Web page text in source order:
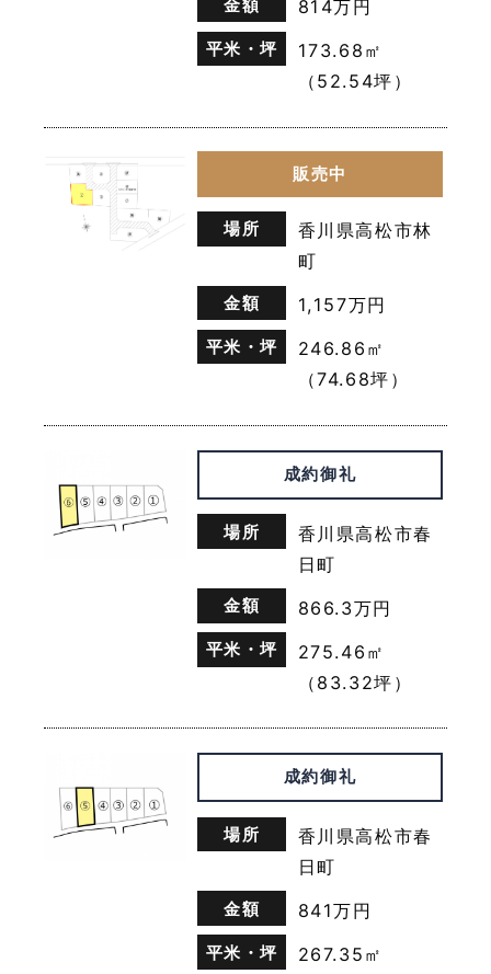
第７条（個人情報の利用停止等）
当社は，本人から，個人情報が，利用目的の範囲を超
により取得されたものであるという理由により，その
利用の停止または消去（以下，「利用停止等」といい
ます。）を求められた場合には，遅滞なく必要な調査
を行い，その結果に基づき，個人情報の利用停止等を
行い，その旨本人に通知します。ただし，個人情報の
利用停止等に多額の費用を有する場合その他利用停止
を保護するために必要なこれに代わるべき措置をとれ
る場合は，この代替策を講じます。
第８条（プライバシーポリシーの変更）
当社が別途定める場合を除いて，変更後のプライバシ
ーポリシーは，本ウェブサイトに掲載したときから効
力を生じるものとします。
第９条（お問い合わせ窓口）
本ポリシーに関するお問い合わせは，下記の窓口まで
株式会社MR
【本社・綾川町事務所＆ショールーム】
住所：〒761-2103 香川県綾歌郡綾川町陶2501-1
電話：087-802-5199
【高松支店】
住所：〒761-8082 香川県高松市鹿角町348-1
金額 814万円
平米・坪
173.68㎡
（52.54坪）
販売中
場所
香川県高松市林
町
金額 1,157万円
平米・坪
246.86㎡
（74.68坪）
成約御礼
場所
香川県高松市春
日町
金額 866.3万円
平米・坪
275.46㎡
（83.32坪）
成約御礼
場所
香川県高松市春
日町
金額 841万円
平米・坪
267.35㎡